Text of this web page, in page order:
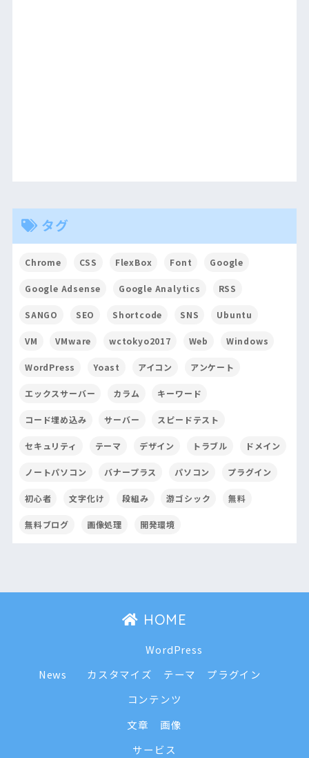
タグ
Chrome CSS FlexBox Font Google
Google Adsense Google Analytics RSS
SANGO SEO Shortcode SNS Ubuntu
VM VMware wctokyo2017 Web Windows
WordPress Yoast アイコン アンケート
エックスサーバー カラム キーワード
コード埋め込み サーバー スピードテスト
セキュリティ テーマ デザイン トラブル ドメイン
ノートパソコン バナープラス パソコン プラグイン
初心者 文字化け 段組み 游ゴシック 無料
無料ブログ 画像処理 開発環境
HOME
News
WordPress
カスタマイズ
テーマ
プラグイン
コンテンツ
文章
画像
サービス